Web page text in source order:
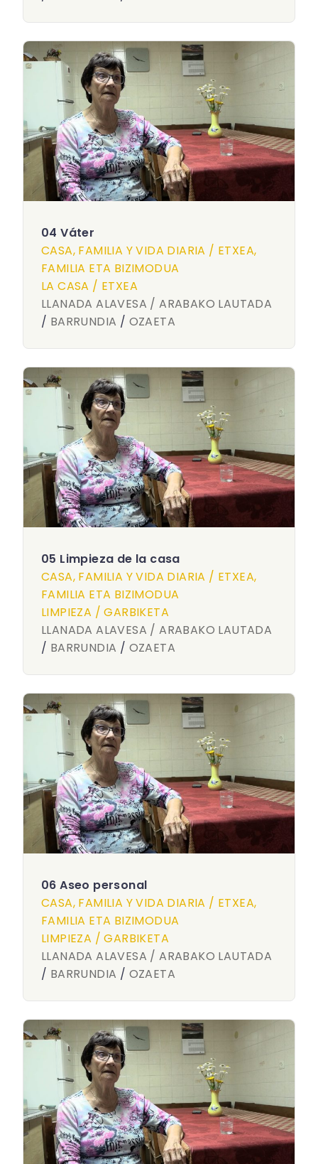
04 Váter
CASA, FAMILIA Y VIDA DIARIA / ETXEA,
FAMILIA ETA BIZIMODUA
LA CASA / ETXEA
LLANADA ALAVESA / ARABAKO LAUTADA
/ BARRUNDIA / OZAETA
05 Limpieza de la casa
CASA, FAMILIA Y VIDA DIARIA / ETXEA,
FAMILIA ETA BIZIMODUA
LIMPIEZA / GARBIKETA
LLANADA ALAVESA / ARABAKO LAUTADA
/ BARRUNDIA / OZAETA
06 Aseo personal
CASA, FAMILIA Y VIDA DIARIA / ETXEA,
FAMILIA ETA BIZIMODUA
LIMPIEZA / GARBIKETA
LLANADA ALAVESA / ARABAKO LAUTADA
/ BARRUNDIA / OZAETA